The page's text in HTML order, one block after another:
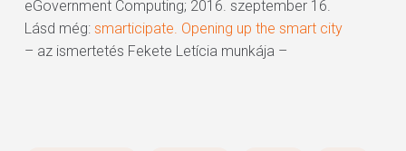
eGovernment Computing; 2016. szeptember 16.
Lásd még: smarticipate. Opening up the smart city
– az ismertetés Fekete Letícia munkája –